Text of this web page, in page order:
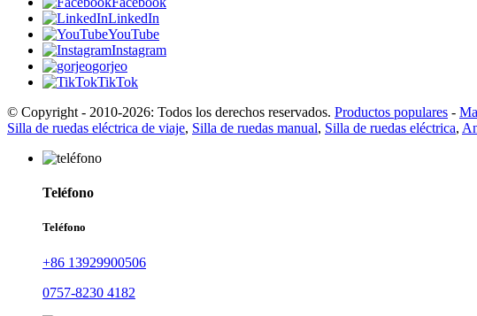
LinkedIn
YouTube
Instagram
gorjeo
TikTok
© Copyright - 2010-2026: Todos los derechos reservados. Productos populares -
Silla de ruedas eléctrica de viaje, Silla de ruedas manual, Silla de ruedas eléctrica,
Teléfono
Teléfono
+86 13929900506
0757-8230 4182